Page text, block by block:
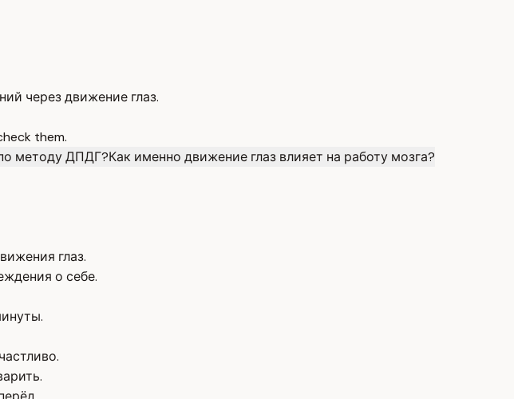
через движение глаз.
them.
методу ДПДГ?Как именно движение глаз влияет на работу мозга?
глаз.
о себе.